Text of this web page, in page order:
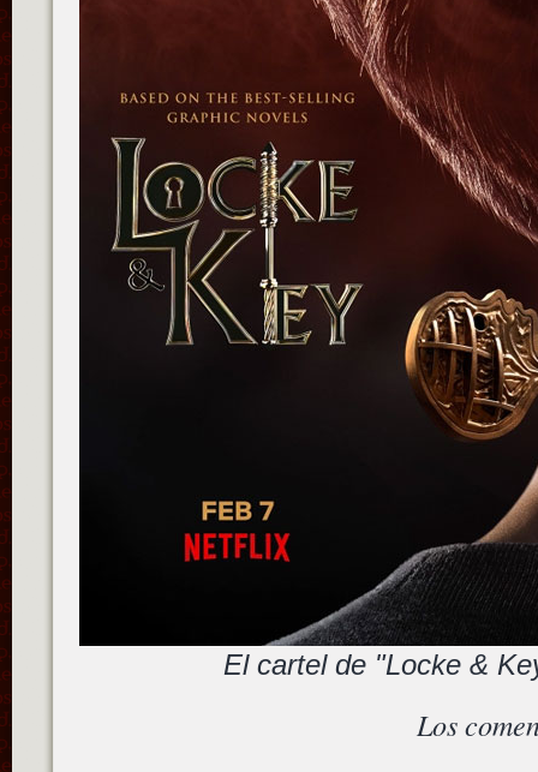
El cartel de "Locke &
Los